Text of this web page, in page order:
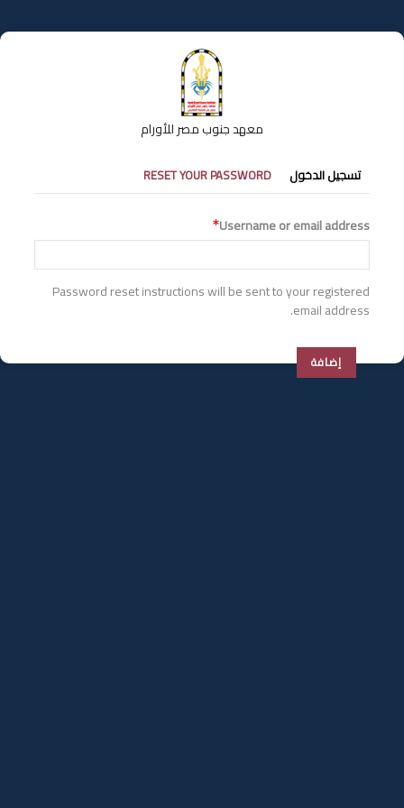
إلى
المحتوى
معهد جنوب مصر للأورام
التبويبات
الأساسية
تسجيل الدخول RESET YOUR PASSWORD
Username or email address
Password reset instructions will be sent to your registered
email address.